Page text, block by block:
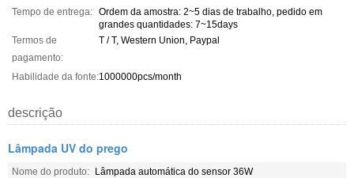
Tempo de entrega: Ordem da amostra: 2~5 dias de trabalho, pedido em
grandes quantidades: 7~15days
Termos de
pagamento:
T / T, Western Union, Paypal
Habilidade da fonte:1000000pcs/month
descrição
Lâmpada UV do prego
Nome do produto:
Lâmpada automática do sensor 36W